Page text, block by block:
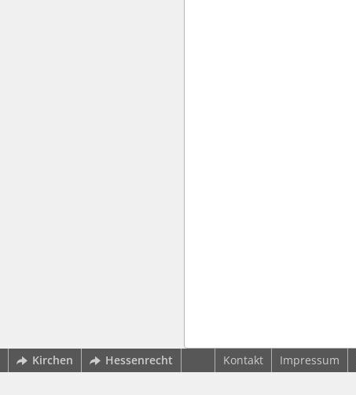
Kirchen Hessenrecht Kontakt Impressum